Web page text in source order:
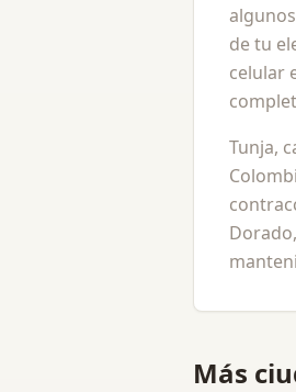
de tu
celular
Tunja,
Más